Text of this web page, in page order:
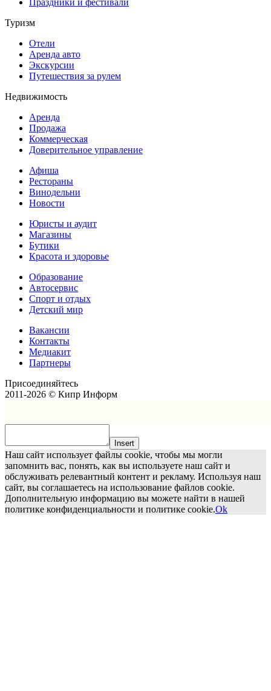
Праздники и фестивали
Туризм
Отели
Аренда авто
Экскурсии
Путешествия за рулем
Недвижимость
Аренда
Продажа
Коммерческая
Доверительное управление
Афиша
Рестораны
Винодельни
Новости
Юристы и аудит
Магазины
Бутики
Красота и здоровье
Образование
Автосервис
Спорт и отдых
Детский мир
Вакансии
Контакты
Медиакит
Партнеры
Присоединяйтесь
2011-2026 © Кипр Информ
Insert
Наш сайт использует файлы cookie, чтобы мы могли
запомнить вас, понять, как вы используете наш сайт и
обслуживать релевантный контент и рекламу. Используя наш
сайт, вы соглашаетесь на использование файлов cookie.
Дополнительную информацию вы можете найти в нашей
политике конфиденциальности и политике cookie.Ok